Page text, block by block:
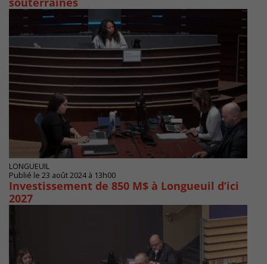
LONGUEUIL
Publié le 23 août 2024 à 13h00
Investissement de 850 M$ à Longueuil d’ici
2027